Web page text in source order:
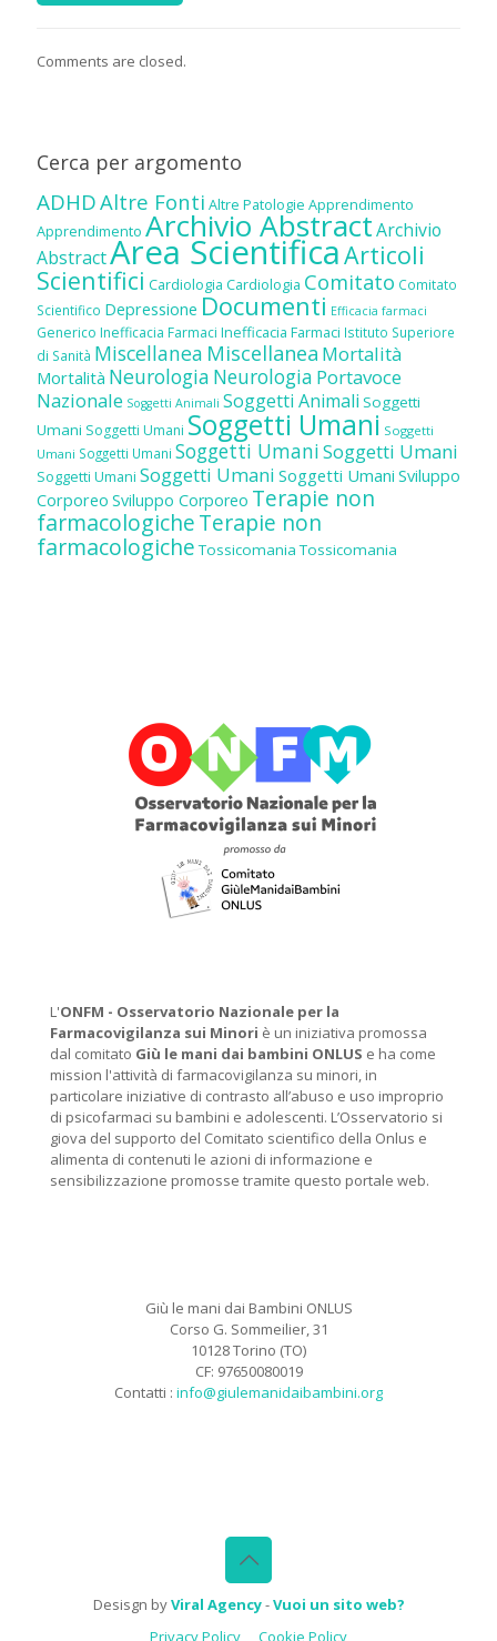
Comments are closed.
Cerca per argomento
ADHDAltre Fonti Altre Patologie Apprendimento
Apprendimento Archivio AbstractArchivio
AbstractArea ScientificaArticoli
Scientifici Cardiologia Cardiologia Comitato Comitato
Scientifico Depressione Documenti Efficacia farmaci
Generico Inefficacia Farmaci Inefficacia Farmaci Istituto Superiore
di Sanità Miscellanea Miscellanea Mortalità
Mortalità Neurologia Neurologia Portavoce
Nazionale Soggetti Animali Soggetti Animali Soggetti
Umani Soggetti Umani Soggetti Umani Soggetti
Umani Soggetti Umani Soggetti UmaniSoggetti Umani
Soggetti Umani Soggetti Umani Soggetti Umani Sviluppo
Corporeo Sviluppo Corporeo Terapie non
farmacologicheTerapie non
farmacologiche Tossicomania Tossicomania
L'ONFM - Osservatorio Nazionale per la
Farmacovigilanza sui Minori è un iniziativa promossa
dal comitato Giù le mani dai bambini ONLUS e ha come
mission l'attività di farmacovigilanza su minori, in
particolare iniziative di contrasto all’abuso e uso improprio
di psicofarmaci su bambini e adolescenti. L’Osservatorio si
giova del supporto del Comitato scientifico della Onlus e
alimenta di contenuti le azioni di informazione e
sensibilizzazione promosse tramite questo portale web.
Giù le mani dai Bambini ONLUS
Corso G. Sommeilier, 31
10128 Torino (TO)
CF: 97650080019
Contatti : info@giulemanidaibambini.org
Desisgn byViral Agency-Vuoi un sito web?
Privacy Policy
Cookie Policy